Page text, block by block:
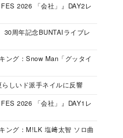
2026 「会社」』DAY2レ
30周年記念BUNTAIライブレ
ング：Snow Man「グッタイ
しいド派手ネイルに反響
2026 「会社」』DAY1レ
ング：M!LK 塩﨑太智 ソロ曲